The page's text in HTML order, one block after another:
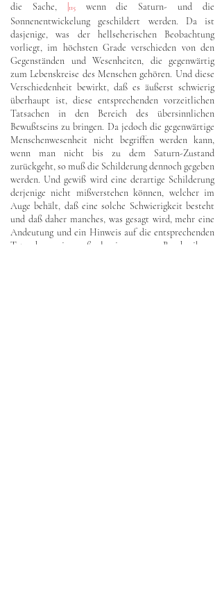
die Sache,
115wenn die Saturn- und die
Sonnenentwickelung geschildert werden. Da ist
dasjenige, was der hellseherischen Beobachtung
vorliegt, im höchsten Grade verschieden von den
Gegenständen und Wesenheiten, die gegenwärtig
zum Lebenskreise des Menschen gehören. Und diese
Verschiedenheit bewirkt, daß es äußerst schwierig
überhaupt ist, diese entsprechenden vorzeitlichen
Tatsachen in den Bereich des übersinnlichen
Bewußtseins zu bringen. Da jedoch die gegenwärtige
Menschenwesenheit nicht begriffen werden kann,
wenn man nicht bis zu dem Saturn-Zustand
zurückgeht, so muß die Schilderung dennoch gegeben
werden. Und gewiß wird eine derartige Schilderung
derjenige nicht mißverstehen können, welcher im
Auge behält, daß eine solche Schwierigkeit besteht
und daß daher manches, was gesagt wird, mehr eine
Andeutung und ein Hinweis auf die entsprechenden
Tatsachen sein muß als eine genaue Beschreibung